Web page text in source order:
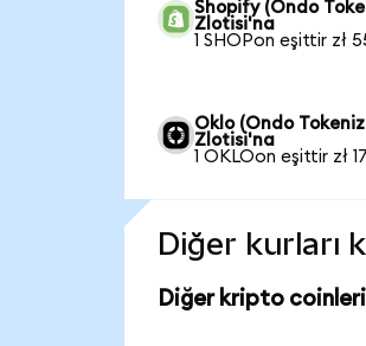
Shopify (Ondo
Zlotisi'na
1 SHOPon eşittir zł
Oklo (Ondo
Zlotisi'na
1 OKLOon eşittir zł
Diğer kurları
Diğer kripto